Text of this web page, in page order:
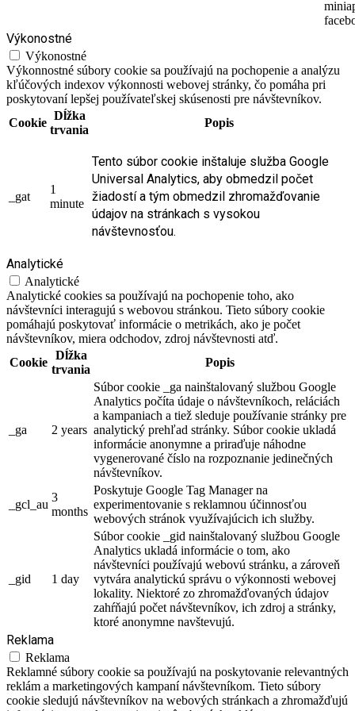
Výkonostné
Výkonostné
Výkonnostné súbory cookie sa používajú na pochopenie a analýzu
kľúčových indexov výkonnosti webovej stránky, čo pomáha pri
poskytovaní lepšej používateľskej skúsenosti pre návštevníkov.
Cookie
Dĺžka
trvania
Popis
_gat
1
minute
Tento súbor cookie inštaluje služba Google
Universal Analytics, aby obmedzil počet
žiadostí a tým obmedzil zhromažďovanie
údajov na stránkach s vysokou
návštevnosťou.
Analytické
Analytické
Analytické cookies sa používajú na pochopenie toho, ako
návštevníci interagujú s webovou stránkou. Tieto súbory cookie
pomáhajú poskytovať informácie o metrikách, ako je počet
návštevníkov, miera odchodov, zdroj návštevnosti atď.
Cookie
Dĺžka
trvania
Popis
_ga 2 years
Súbor cookie _ga nainštalovaný službou Google
Analytics počíta údaje o návštevníkoch, reláciách
a kampaniach a tiež sleduje používanie stránky pre
analytický prehľad stránky. Súbor cookie ukladá
informácie anonymne a priraďuje náhodne
vygenerované číslo na rozpoznanie jedinečných
návštevníkov.
_gcl_au
3
months
Poskytuje Google Tag Manager na
experimentovanie s reklamnou účinnosťou
webových stránok využívajúcich ich služby.
_gid 1 day
Súbor cookie _gid nainštalovaný službou Google
Analytics ukladá informácie o tom, ako
návštevníci používajú webovú stránku, a zároveň
vytvára analytickú správu o výkonnosti webovej
lokality. Niektoré zo zhromažďovaných údajov
zahŕňajú počet návštevníkov, ich zdroj a stránky,
ktoré anonymne navštevujú.
Reklama
Reklama
Reklamné súbory cookie sa používajú na poskytovanie relevantných
reklám a marketingových kampaní návštevníkom. Tieto súbory
cookie sledujú návštevníkov na webových stránkach a zhromažďujú